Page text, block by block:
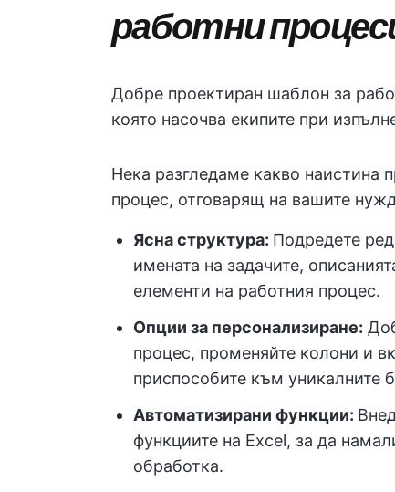
работни
Добре проектиран шаблон за
която насочва екипите при
Нека разгледаме какво наистина
процес, отговарящ на вашите
Ясна структура: Подредете
имената на задачите,
елементи на работния процес.
Опции за персонализиране:
процес, променяйте колони и
приспособите към уникалните
Автоматизирани функции:
функциите на Excel, за да
обработка.